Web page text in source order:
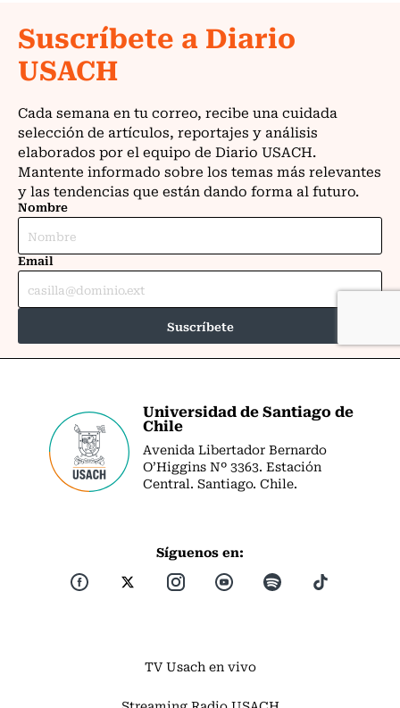
Universidad de Santiago de
Chile
Avenida Libertador Bernardo
O’Higgins Nº 3363. Estación
Central. Santiago. Chile.
Síguenos en:
TV Usach en vivo